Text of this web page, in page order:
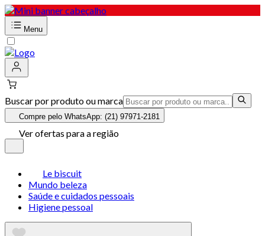
Menu
Buscar por produto ou marca
Compre pelo WhatsApp: (21) 97971-2181
Ver ofertas para a região
Le biscuit
Mundo beleza
Saúde e cuidados pessoais
Higiene pessoal